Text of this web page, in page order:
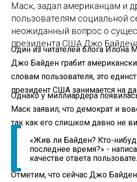
Маск, задал американцам и
пользователям социальной
неожиданный вопрос о
президента США Джо
Один из читателей блога Илона
Джо Байден грабит
словам пользователя, это
президент США занимается на
Однако у миллиардера
Маск заявил, что демократ и
так как его слишком давно не
«Жив ли Байден? Кто-
последнее время?» -
качестве ответа
Отметим, что сейчас Джо